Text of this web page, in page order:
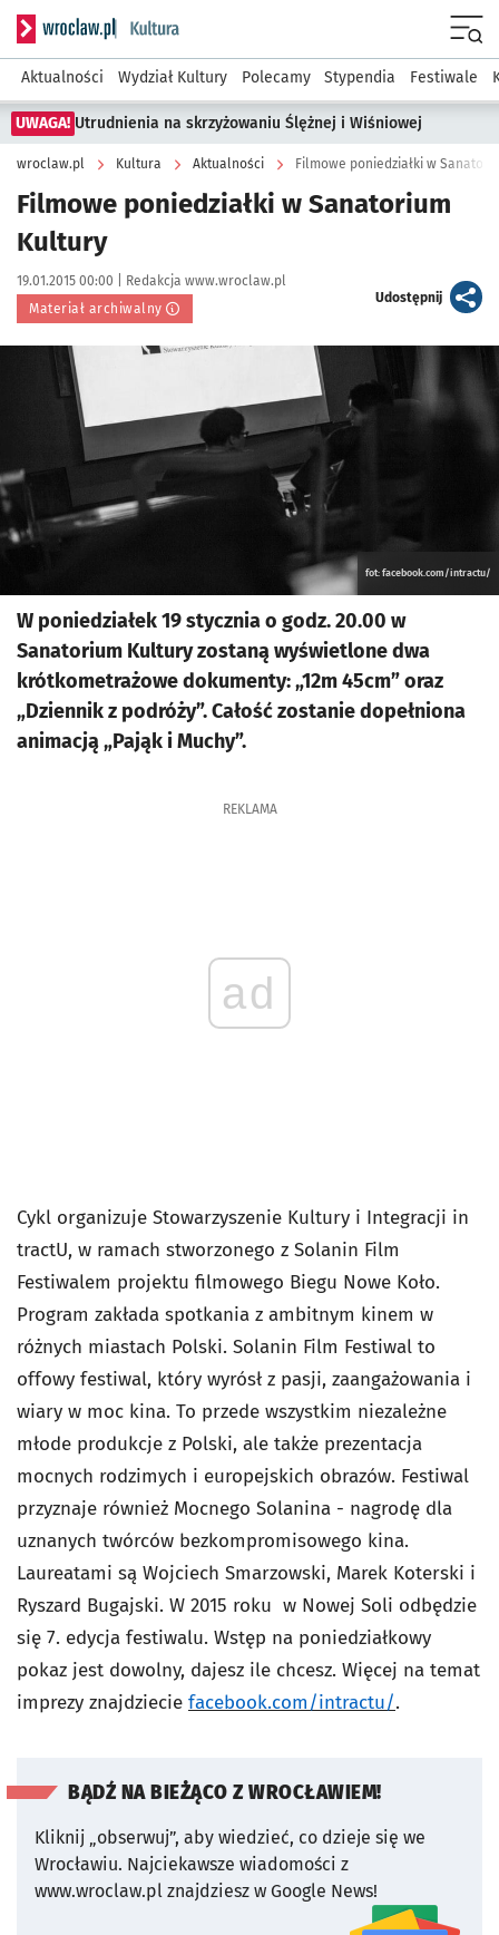
Serwis informacyjny wroclaw.pl podserwis: Kultura
Aktualności Wydział Kultury Polecamy Stypendia Festiwale
UWAGA! Utrudnienia na skrzyżowaniu Ślężnej i Wiśniowej
wroclaw.pl Kultura Aktualności Filmowe poniedziałki w
Filmowe poniedziałki w Sanatorium
Kultury
Data publikacji:
19.01.2015 00:00 | Autor:
Redakcja www.wroclaw.pl
Materiał archiwalny
Udostępnijartykuł
Kliknij, aby powiększyć
fot: facebook.com/intractu/
W poniedziałek 19 stycznia o godz. 20.00 w
Sanatorium Kultury zostaną wyświetlone dwa
krótkometrażowe dokumenty: „12m 45cm” oraz
„Dziennik z podróży”. Całość zostanie dopełniona
animacją „Pająk i Muchy”.
REKLAMA
ad
Cykl organizuje Stowarzyszenie Kultury i Integracji in
tractU, w ramach stworzonego z Solanin Film
Festiwalem projektu filmowego Biegu Nowe Koło.
Program zakłada spotkania z ambitnym kinem w
różnych miastach Polski. Solanin Film Festiwal to
offowy festiwal, który wyrósł z pasji, zaangażowania i
wiary w moc kina. To przede wszystkim niezależne
młode produkcje z Polski, ale także prezentacja
mocnych rodzimych i europejskich obrazów. Festiwal
przyznaje również Mocnego Solanina - nagrodę dla
uznanych twórców bezkompromisowego kina.
Laureatami są Wojciech Smarzowski, Marek Koterski i
Ryszard Bugajski. W 2015 roku w Nowej Soli odbędzie
się 7. edycja festiwalu. Wstęp na poniedziałkowy
pokaz jest dowolny, dajesz ile chcesz. Więcej na temat
imprezy znajdziecie facebook.com/intractu/.
BĄDŹ NA BIEŻĄCO Z WROCŁAWIEM!
Kliknij „obserwuj”, aby wiedzieć, co dzieje się we
Wrocławiu. Najciekawsze wiadomości z
www.wroclaw.pl znajdziesz w Google News!